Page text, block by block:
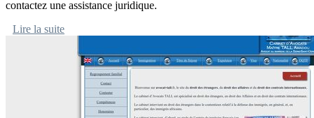
contactez une assistance juridique.
Lire la suite